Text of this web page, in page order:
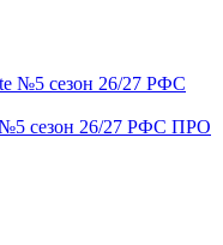
№5 сезон 26/27 РФС ПРО